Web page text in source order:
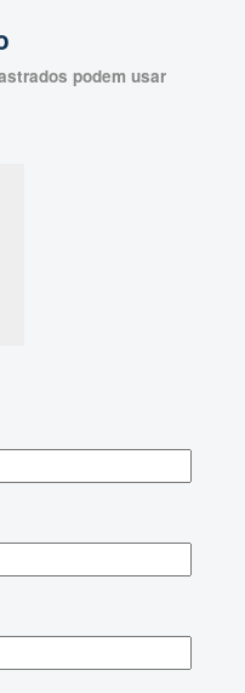
podem usar